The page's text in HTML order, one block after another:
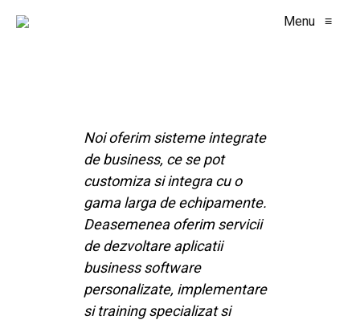
Menu ≡
Noi oferim sisteme integrate
de business, ce se pot
customiza si integra cu o
gama larga de echipamente.
Deasemenea oferim servicii
de dezvoltare aplicatii
business software
personalizate, implementare
si training specializat si